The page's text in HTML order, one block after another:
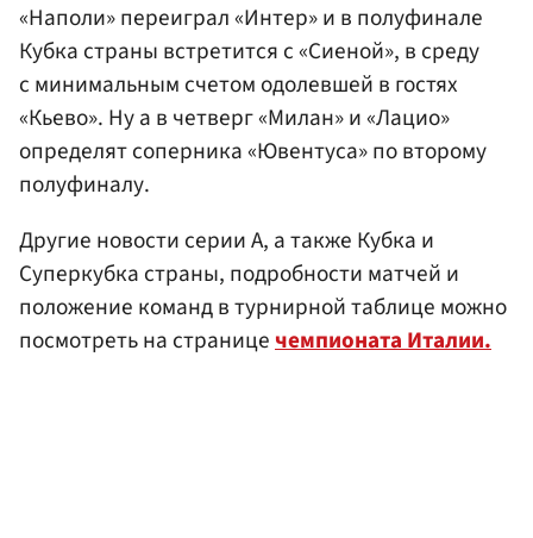
«Наполи» переиграл «Интер» и в полуфинале
Кубка страны встретится с «Сиеной», в среду
с минимальным счетом одолевшей в гостях
«Кьево». Ну а в четверг «Милан» и «Лацио»
определят соперника «Ювентуса» по второму
полуфиналу.
Другие новости серии А, а также Кубка и
Суперкубка страны, подробности матчей и
положение команд в турнирной таблице можно
посмотреть на страницечемпионата Италии.